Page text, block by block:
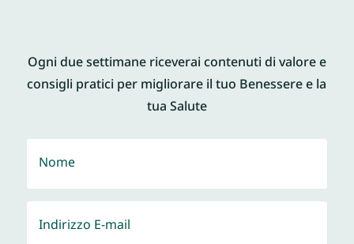
Ogni due settimane riceverai contenuti di valore e
consigli pratici per migliorare il tuo Benessere e la
tua Salute